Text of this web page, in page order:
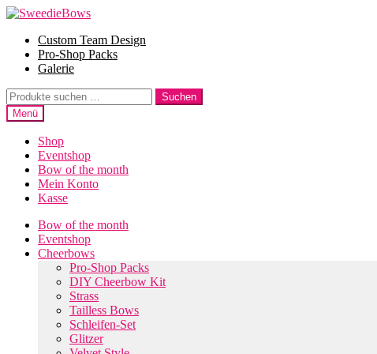
Zur
springen
Zum
springenCustom Team Design
Pro-Shop Packs
Galerie
Suche
nach:
Suchen
Menü
Shop
Eventshop
Bow of the month
Mein Konto
Kasse
Bow of the month
Eventshop
Cheerbows
Pro-Shop Packs
DIY Cheerbow Kit
Strass
Tailless Bows
Schleifen-Set
Glitzer